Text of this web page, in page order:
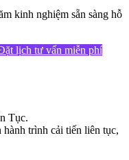
kinh nghiệm sẵn sàng hỗ
lịch tư vấn miễn phí
Tục.
trình cải tiến liên tục,